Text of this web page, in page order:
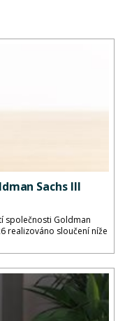
Sachs III
společnosti Goldman
realizováno sloučení níže